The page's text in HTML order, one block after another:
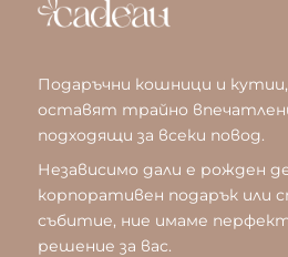
Подаръчни кошници и
оставят трайно
подходящи за всеки повод.
Независимо дали е рожден
корпоративен подарък или
събитие, ние имаме
решение за вас.